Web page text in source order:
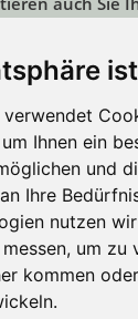
verwendet
Ihnen ein
und
Ihre
nutzen
um zu
kommen
Unternehmen